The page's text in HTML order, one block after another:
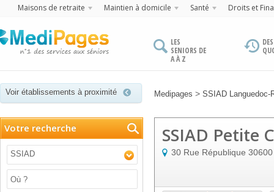
Maisons de retraite Maintien à domicile Santé Droits et
LES
SENIORS DE
A À Z
Voir établissements à proximité Medipages > SSIAD Languedoc-
Votre recherche
SSIAD
SSIAD Petite
30 Rue République 30600